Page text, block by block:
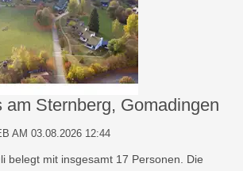
am Sternberg, Gomadingen
AM 03.08.2026 12:44
belegt mit insgesamt 17 Personen. Die